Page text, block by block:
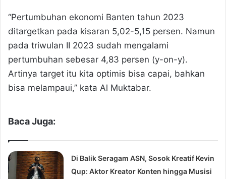
“Pertumbuhan ekonomi Banten tahun 2023
ditargetkan pada kisaran 5,02-5,15 persen. Namun
pada triwulan II 2023 sudah mengalami
pertumbuhan sebesar 4,83 persen (y-on-y).
Artinya target itu kita optimis bisa capai, bahkan
bisa melampaui,” kata Al Muktabar.
Baca Juga:
Di Balik Seragam ASN, Sosok Kreatif Kevin
Qup: Aktor Kreator Konten hingga Musisi